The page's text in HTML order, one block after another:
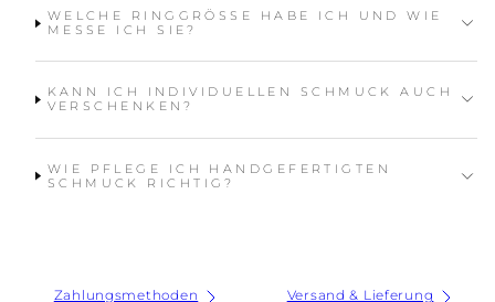
WELCHE RINGGRÖSSE HABE ICH UND WIE M
ESSE ICH SIE?
KANN ICH INDIVIDUELLEN SCHMUCK AUCH
VERSCHENKEN?
WIE PFLEGE ICH HANDGEFERTIGTEN
SCHMUCK RICHTIG?
Zahlungsmethoden Versand & Lieferung